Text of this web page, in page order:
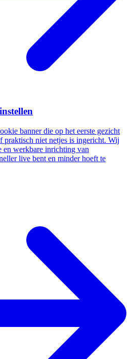
banner die op het eerste gezicht
praktisch niet netjes is ingericht. Wij
en werkbare inrichting van
live bent en minder hoeft te